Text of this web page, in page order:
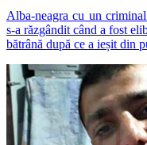
Alba-neagra cu un
s-a răzgândit când a fost
bătrână după ce a ieșit din